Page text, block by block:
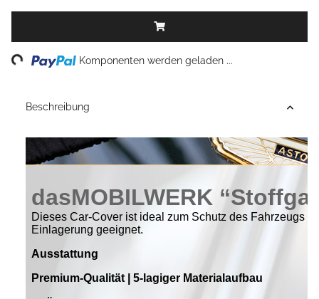
Loading... Komponenten werden geladen ...
Beschreibung